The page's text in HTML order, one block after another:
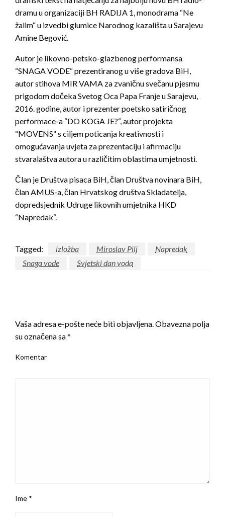
dramu u organizaciji BH RADIJA 1, monodrama “Ne
žalim“ u izvedbi glumice Narodnog kazališta u Sarajevu
Amine Begović.
Autor je likovno-petsko-glazbenog performansa
“SNAGA VODE“ prezentiranog u više gradova BiH,
autor stihova MIR VAMA za zvaničnu svečanu pjesmu
prigodom dočeka Svetog Oca Papa Franje u Sarajevu,
2016. godine, autor i prezenter poetsko satiričnog
performace-a “DO KOGA JE?“, autor projekta
“MOVENS“ s ciljem poticanja kreativnosti i
omogućavanja uvjeta za prezentaciju i afirmaciju
stvaralaštva autora u različitim oblastima umjetnosti.
Član je Društva pisaca BiH, član Društva novinara BiH,
član AMUS-a, član Hrvatskog društva Skladatelja,
dopredsjednik Udruge likovnih umjetnika HKD
“Napredak“.
Tagged: izložba Miroslav Pilj
Napredak
Snaga vode
Svjetski dan voda
Vaša adresa e-pošte neće biti objavljena. Obavezna polja
su označena sa*
Komentar
Ime *